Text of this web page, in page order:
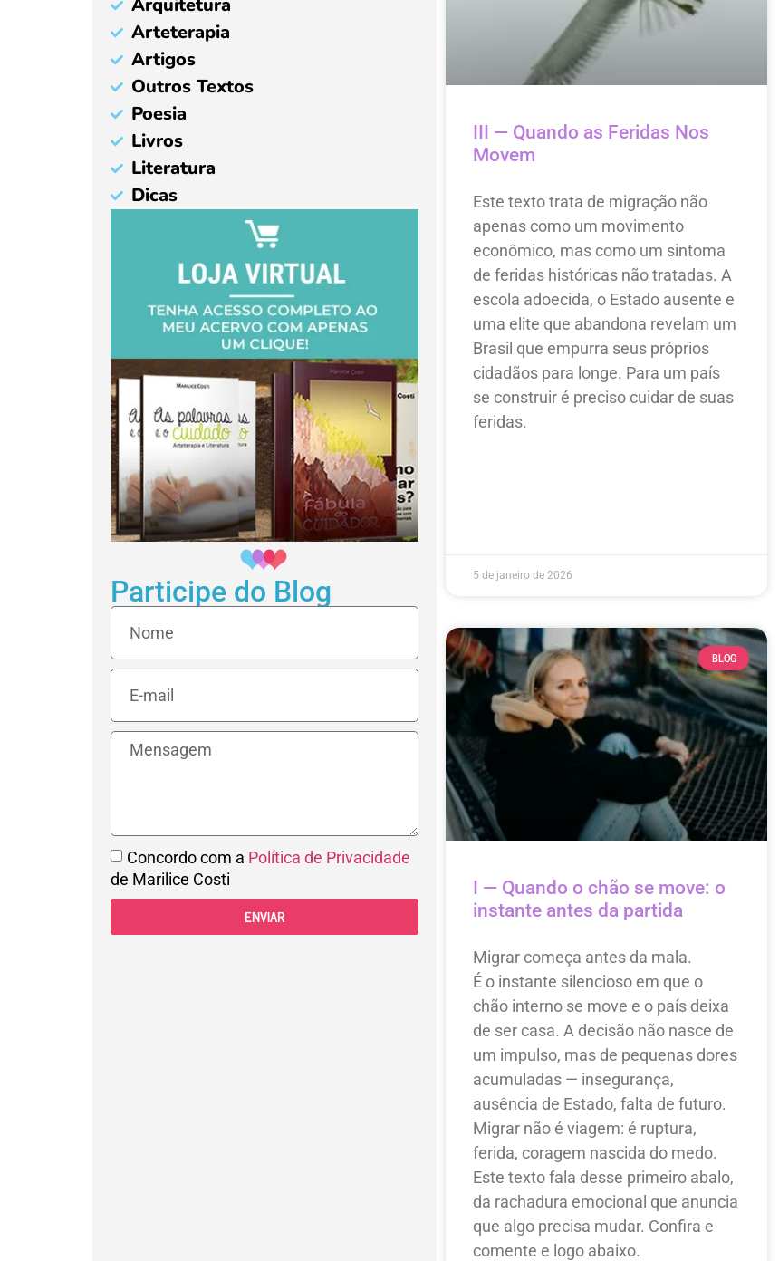
Arteterapia
Artigos
Outros Textos
Poesia
Livros
Literatura
Dicas
Participe do Blog
Concordo com a Política de Privacidade
de Marilice Costi
ENVIAR
III — Quando as Feridas Nos
Movem
Este texto trata de migração não
apenas como um movimento
econômico, mas como um sintoma
de feridas históricas não tratadas. A
escola adoecida, o Estado ausente e
uma elite que abandona revelam um
Brasil que empurra seus próprios
cidadãos para longe. Para um país
se construir é preciso cuidar de suas
feridas.
5 de janeiro de 2026
BLOG
I — Quando o chão se move: o
instante antes da partida
Migrar começa antes da mala.
É o instante silencioso em que o
chão interno se move e o país deixa
de ser casa. A decisão não nasce de
um impulso, mas de pequenas dores
acumuladas — insegurança,
ausência de Estado, falta de futuro.
Migrar não é viagem: é ruptura,
ferida, coragem nascida do medo.
Este texto fala desse primeiro abalo,
da rachadura emocional que anuncia
que algo precisa mudar. Confira e
comente e logo abaixo.